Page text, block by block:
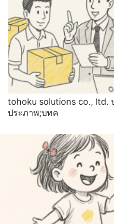
tohoku solutions co., ltd.
ประภาพ;บทค